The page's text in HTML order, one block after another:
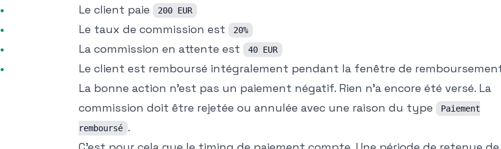
Le client paie
200 EUR
Le taux de commission est 20%
La commission en attente est 40 EUR
Le client est remboursé intégralement pendant la fenêtre de
La bonne action n'est pas un paiement négatif. Rien n'a encore été versé. La
commission doit être rejetée ou annulée avec une raison du type
Paiement
remboursé .